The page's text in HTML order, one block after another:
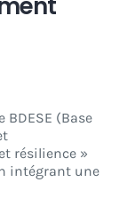
BDESE (Base
résilience »
intégrant une